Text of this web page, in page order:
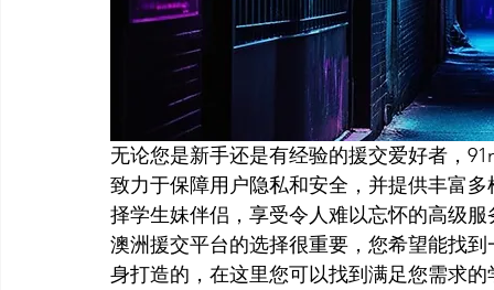
无论您是新手还是有经验的援交爱好者，
致力于保障用户隐私和安全，并提供丰富
择学生妹伴侣，享受令人难以忘怀的高级服
澳洲援交平台的选择很重要，您希望能找
身打造的，在这里您可以找到满足您需求